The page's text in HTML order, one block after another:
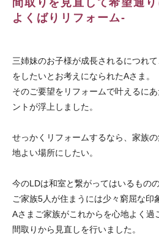
間取りを見直して希望通
よくばりリフォーム-
三姉妹のお子様が成長されるにつれ
をしたいとお考えになられたAさま。
そのご要望をリフォームで叶えるに
ントが浮上しました。
せっかくリフォームするなら、家族
地よい場所にしたい。
今のLDは和室と繋がってはいるもの
ご家族5人が住まうには少々窮屈な印
Aさまご家族がこれからを心地よく過
間取りから見直しを行いました。